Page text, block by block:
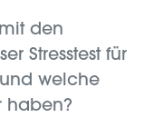
den
Stresstest für
welche
haben?